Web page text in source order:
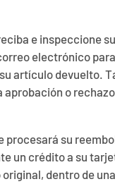
e inspeccione
electrónico
artículo devuelto.
o
procesará su
un crédito a su
original, dentro de